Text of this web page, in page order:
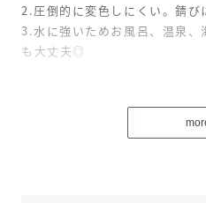
2.圧倒的に変色しにくい。錆び
3.水に強いためお風呂、温泉、
も大丈夫◎
もつけっぱなしで大丈夫!肌に